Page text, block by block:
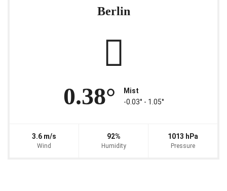
Berlin
0.38°
Mist
-0.03° ‐ 1.05°
3.6 m/s
Wind
92%
Humidity
1013 hPa
Pressure